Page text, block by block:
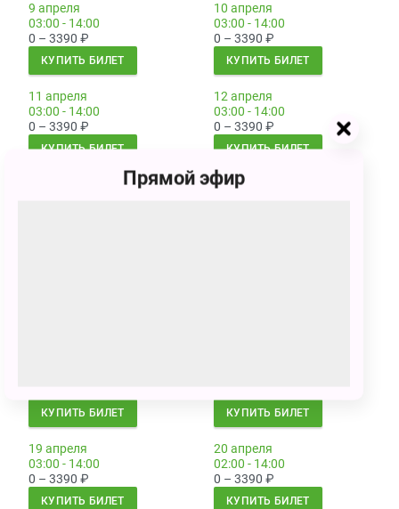
9 апреля
03:00 - 14:00
0 – 3390 ₽
КУПИТЬ БИЛЕТ
10 апреля
03:00 - 14:00
0 – 3390 ₽
КУПИТЬ БИЛЕТ
11 апреля
03:00 - 14:00
0 – 3390 ₽
КУПИТЬ БИЛЕТ
12 апреля
03:00 - 14:00
0 – 3390 ₽
КУПИТЬ БИЛЕТ
14 апреля
КУПИТЬ БИЛЕТ КУПИТЬ БИЛЕТ
19 апреля
03:00 - 14:00
0 – 3390 ₽
КУПИТЬ БИЛЕТ
20 апреля
02:00 - 14:00
0 – 3390 ₽
КУПИТЬ БИЛЕТ
Прямой эфир